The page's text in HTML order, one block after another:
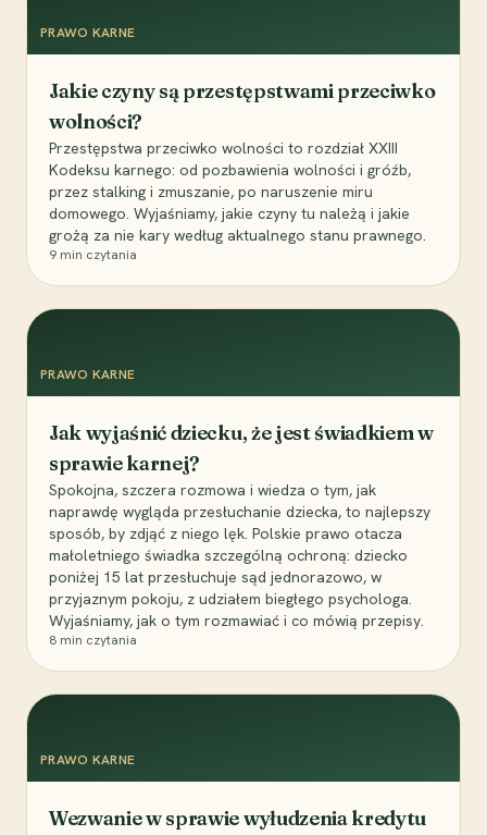
PRAWO KARNE
Jakie czyny są przestępstwami przeciwko
wolności?
Przestępstwa przeciwko wolności to rozdział XXIII
Kodeksu karnego: od pozbawienia wolności i gróźb,
przez stalking i zmuszanie, po naruszenie miru
domowego. Wyjaśniamy, jakie czyny tu należą i jakie
grożą za nie kary według aktualnego stanu prawnego.
9 min czytania
PRAWO KARNE
Jak wyjaśnić dziecku, że jest świadkiem w
sprawie karnej?
Spokojna, szczera rozmowa i wiedza o tym, jak
naprawdę wygląda przesłuchanie dziecka, to najlepszy
sposób, by zdjąć z niego lęk. Polskie prawo otacza
małoletniego świadka szczególną ochroną: dziecko
poniżej 15 lat przesłuchuje sąd jednorazowo, w
przyjaznym pokoju, z udziałem biegłego psychologa.
Wyjaśniamy, jak o tym rozmawiać i co mówią przepisy.
8 min czytania
PRAWO KARNE
Wezwanie w sprawie wyłudzenia kredytu